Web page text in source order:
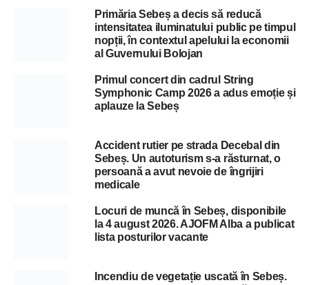
Primăria Sebeș a decis să reducă
intensitatea iluminatului public pe timpul
nopții, în contextul apelului la economii
al Guvernului Bolojan
Primul concert din cadrul String
Symphonic Camp 2026 a adus emoție și
aplauze la Sebeș
Accident rutier pe strada Decebal din
Sebeș. Un autoturism s-a răsturnat, o
persoană a avut nevoie de îngrijiri
medicale
Locuri de muncă în Sebeș, disponibile
la 4 august 2026. AJOFM Alba a publicat
lista posturilor vacante
Incendiu de vegetație uscată în Sebeș.